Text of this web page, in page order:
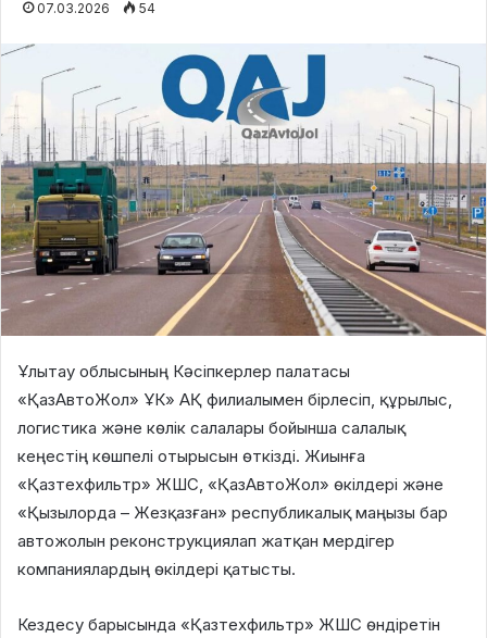
07.03.2026 54
Ұлытау облысының Кәсіпкерлер палатасы
«ҚазАвтоЖол» ҰК» АҚ филиалымен бірлесіп, құрылыс,
логистика және көлік салалары бойынша салалық
кеңестің көшпелі отырысын өткізді. Жиынға
«Қазтехфильтр» ЖШС, «ҚазАвтоЖол» өкілдері және
«Қызылорда – Жезқазған» республикалық маңызы бар
автожолын реконструкциялап жатқан мердігер
компаниялардың өкілдері қатысты.
Кездесу барысында «Қазтехфильтр» ЖШС өндіретін